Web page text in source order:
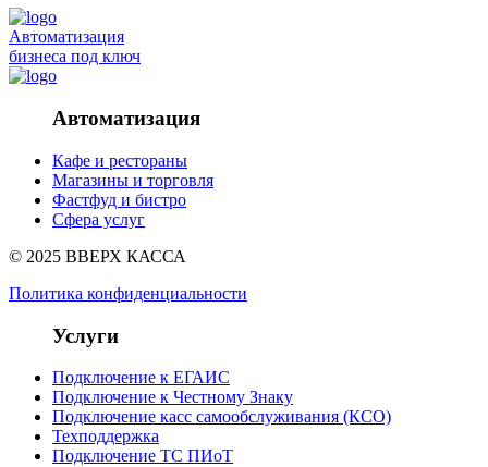
Автоматизация
бизнеса под ключ
Автоматизация
Кафе и рестораны
Магазины и торговля
Фастфуд и бистро
Сфера услуг
© 2025 ВВЕРХ КАССА
Политика конфиденциальности
Услуги
Подключение к ЕГАИС
Подключение к Честному Знаку
Подключение касс самообслуживания (КСО)
Техподдержка
Подключение ТС ПИоТ